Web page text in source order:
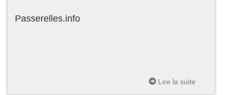
Passerelles.info
Lire la suite